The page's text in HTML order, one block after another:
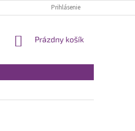
OBCHODNÉ PODMIENKYPrihlásenie
NÁKUPNÝ
Prázdny košík